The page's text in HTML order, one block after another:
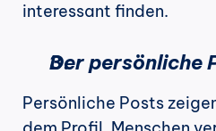
interessant finden.
Der persönliche
Persönliche Posts